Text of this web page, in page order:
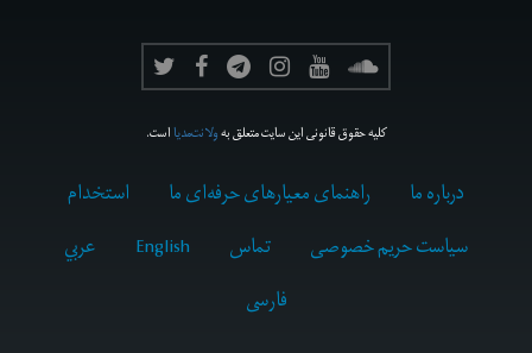
کلیه حقوق قانونی این سایت متعلق بهولانت‌مدیااست.
درباره ما راهنمای معیارهای حرفه‌ای ما
استخدام
سیاست حریم خصوصی
تماس English
عربي
فارسى